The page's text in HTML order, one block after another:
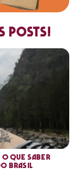
posts!
o que saber
Brasil